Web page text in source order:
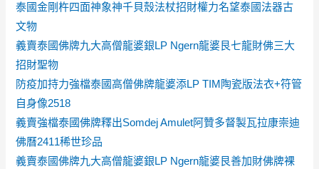
泰國金剛杵四面神象神千貝殼法杖招財權力名望泰國法器古
文物
義賣泰國佛牌九大高僧龍婆銀LP Ngern龍婆艮七龍財佛三大
招財聖物
防疫加持力強檔泰國高僧佛牌龍婆添LP TIM陶瓷版法衣+符管
自身像2518
義賣強檔泰國佛牌釋出Somdej Amulet阿贊多督製瓦拉康崇迪
佛曆2411稀世珍品
義賣泰國佛牌九大高僧龍婆銀LP Ngern龍婆艮善加財佛牌裸